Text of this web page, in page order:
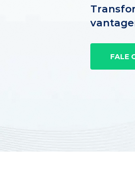
FALE